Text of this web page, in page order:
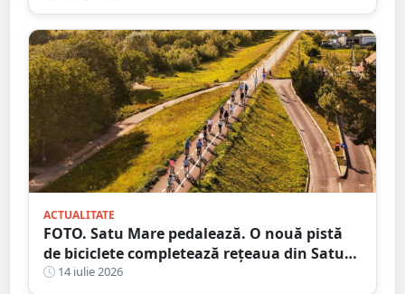
ACTUALITATE
FOTO. Satu Mare pedalează. O nouă pistă
de biciclete completează rețeaua din Satu
Mare
14 iulie 2026